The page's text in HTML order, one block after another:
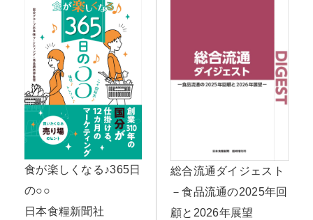
食が楽しくなる♪365日
の○○
日本食糧新聞社
総合流通ダイジェスト
－食品流通の2025年回
顧と2026年展望